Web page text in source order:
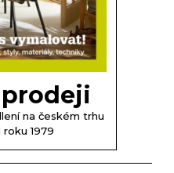
prodeji
na českém trhu
1979